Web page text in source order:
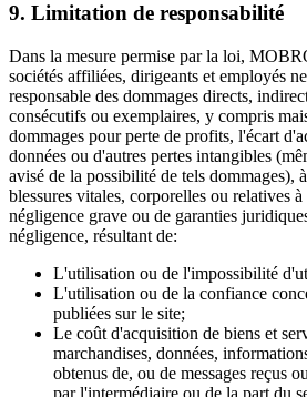
9. Limitation de responsabilité
Dans la mesure permise par la loi,
sociétés affiliées, dirigeants et employés
responsable des dommages directs,
consécutifs ou exemplaires, y compris
dommages pour perte de profits, l'écart
données ou d'autres pertes intangibles
avisé de la possibilité de tels dommages),
blessures vitales, corporelles ou relatives à
négligence grave ou de garanties
négligence, résultant de:
L'utilisation ou de l'impossibilité
L'utilisation ou de la confiance
publiées sur le site;
Le coût d'acquisition de biens et
marchandises, données,
obtenus de, ou de messages reçus
par l'intermédiaire ou de la part du